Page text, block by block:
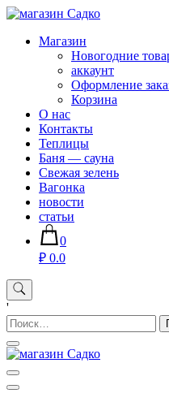
Skip
content
Магазин хозяйственных
sadko59.ru
Магазин
Новогодние
аккаунт
Оформление
Корзина
О нас
Контакты
Теплицы
Баня — сауна
Свежая зелень
Вагонка
новости
статьи
0
₽ 0.0
'
Найти: